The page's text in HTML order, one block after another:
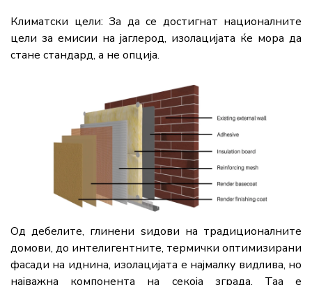
Климатски цели: За да се достигнат националните
цели за емисии на јаглерод, изолацијата ќе мора да
стане стандард, а не опција.
Од дебелите, глинени ѕидови на традиционалните
домови, до интелигентните, термички оптимизирани
фасади на иднина, изолацијата е најмалку видлива, но
најважна компонента на секоја зграда. Таа е